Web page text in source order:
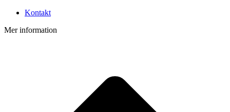
Kontakt
Mer information